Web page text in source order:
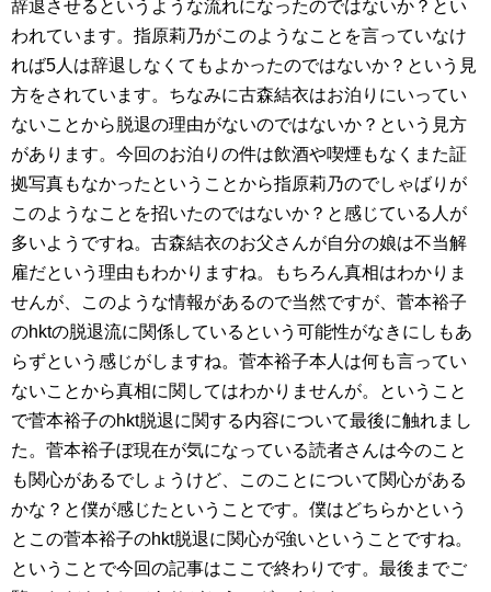
辞退させるというような流れになったのではないか？とい
われています。指原莉乃がこのようなことを言っていなけ
れば5人は辞退しなくてもよかったのではないか？という見
方をされています。ちなみに古森結衣はお泊りにいってい
ないことから脱退の理由がないのではないか？という見方
があります。今回のお泊りの件は飲酒や喫煙もなくまた証
拠写真もなかったということから指原莉乃のでしゃばりが
このようなことを招いたのではないか？と感じている人が
多いようですね。古森結衣のお父さんが自分の娘は不当解
雇だという理由もわかりますね。もちろん真相はわかりま
せんが、このような情報があるので当然ですが、菅本裕子
のhktの脱退流に関係しているという可能性がなきにしもあ
らずという感じがしますね。菅本裕子本人は何も言ってい
ないことから真相に関してはわかりませんが。ということ
で菅本裕子のhkt脱退に関する内容について最後に触れまし
た。菅本裕子ぼ現在が気になっている読者さんは今のこと
も関心があるでしょうけど、このことについて関心がある
かな？と僕が感じたということです。僕はどちらかという
とこの菅本裕子のhkt脱退に関心が強いということですね。
ということで今回の記事はここで終わりです。最後までご